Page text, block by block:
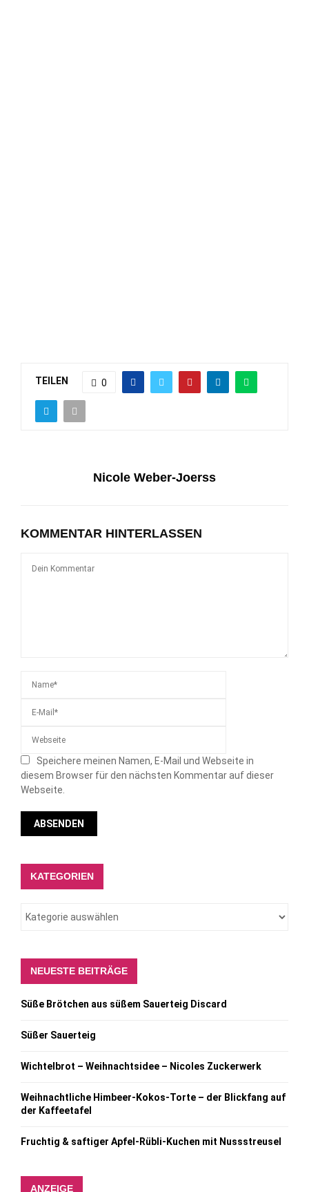
TEILEN 0
Nicole Weber-Joerss
KOMMENTAR HINTERLASSEN
Speichere meinen Namen, E-Mail und Webseite in
diesem Browser für den nächsten Kommentar auf dieser
Webseite.
KATEGORIEN
NEUESTE BEITRÄGE
Süße Brötchen aus süßem Sauerteig Discard
Süßer Sauerteig
Wichtelbrot – Weihnachtsidee – Nicoles Zuckerwerk
Weihnachtliche Himbeer-Kokos-Torte – der Blickfang auf
der Kaffeetafel
Fruchtig & saftiger Apfel-Rübli-Kuchen mit Nussstreusel
ANZEIGE